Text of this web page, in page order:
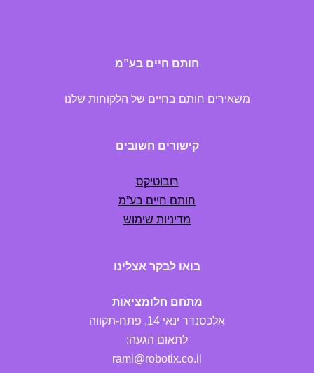
חותם חיים בע”מ
משאירים חותם בחיים של הלקוחות שלנו
קישורים חשובים
רובוטיקס
חותם חיים בע”מ
מדיניות שימוש
בואו לבקר אצלינו
מתחם חלומציאות
אלכסנדר ינאי 14, פתח-תקווה
לתאום הגעה:
rami@robotix.co.il